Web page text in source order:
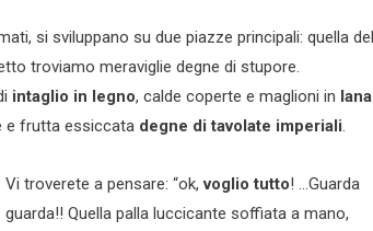
si sviluppano su due piazze principali: quella del
troviamo meraviglie degne di stupore.
intaglio in legno, calde coperte e maglioni in lana
e frutta essiccata degne di tavolate imperiali.
Vi troverete a pensare: “ok,voglio tutto! …Guarda
guarda!! Quella palla luccicante soffiata a mano,